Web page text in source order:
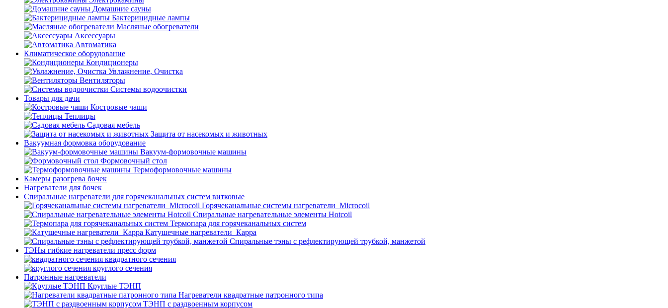
Домашние сауны
Бактерицидные лампы
Масляные обогреватели
Аксессуары
Автоматика
Климатическое оборудование
Кондиционеры
Увлажнение, Очистка
Вентиляторы
Системы водоочистки
Товары для дачи
Костровые чаши
Теплицы
Садовая мебель
Защита от насекомых и животных
Вакуумная формовка оборудование
Вакуум-формовочные машины
Формовочный стол
Термоформовочные машины
Камеры разогрева бочек
Нагреватели для бочек
Спиральные нагреватели для горячеканальных систем витковые
Горячеканальные системы нагреватели_Microcoil
Спиральные нагревательные элементы Hotcoil
Термопара для горячеканальных систем
Катушечные нагреватели_Карра
Спиральные тэны с рефлектирующей трубкой, манжетой
ТЭНы гибкие нагреватели пресс форм
квадратного сечения
круглого сечения
Патронные нагреватели
Круглые ТЭНП
Нагреватели квадратные патронного типа
ТЭНП с раздвоенным корпусом